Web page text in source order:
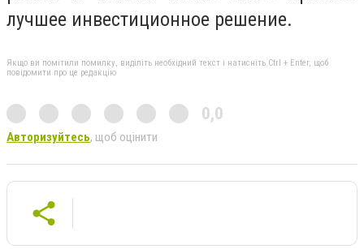
лучшее инвестиционное решение.
Якщо ви помітили помилку, виділіть необхідний текст і натисніть Ctrl + Enter, щоб
повідомити про це редакцію
0,0
Авторизуйтесь, щоб оцінити